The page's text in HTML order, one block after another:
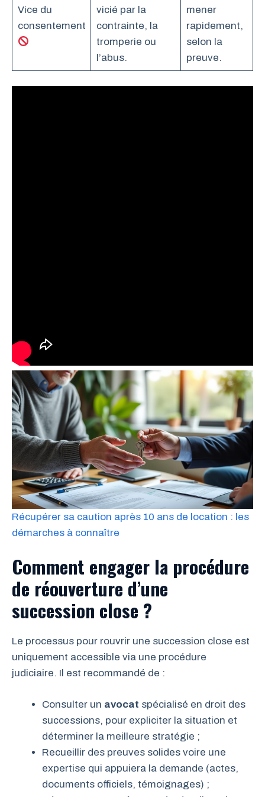
Vice du
consentement
vicié par la
contrainte, la
tromperie ou
l’abus.
mener
rapidement,
selon la
preuve.
Récupérer sa caution après 10 ans de location : les
démarches à connaître
Comment engager la procédure
de réouverture d’une
succession close ?
Le processus pour rouvrir une succession close est
uniquement accessible via une procédure
judiciaire. Il est recommandé de :
Consulter un avocat spécialisé en droit des
successions, pour expliciter la situation et
déterminer la meilleure stratégie ;
Recueillir des preuves solides voire une
expertise qui appuiera la demande (actes,
documents officiels, témoignages) ;